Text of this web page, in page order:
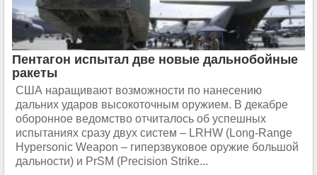
Пентагон испытал две новые дальнобойные
ракеты
США наращивают возможности по нанесению
дальних ударов высокоточным оружием. В декабре
оборонное ведомство отчиталось об успешных
испытаниях сразу двух систем – LRHW (Long-Range
Hypersonic Weapon – гиперзвуковое оружие большой
дальности) и PrSM (Precision Strike...